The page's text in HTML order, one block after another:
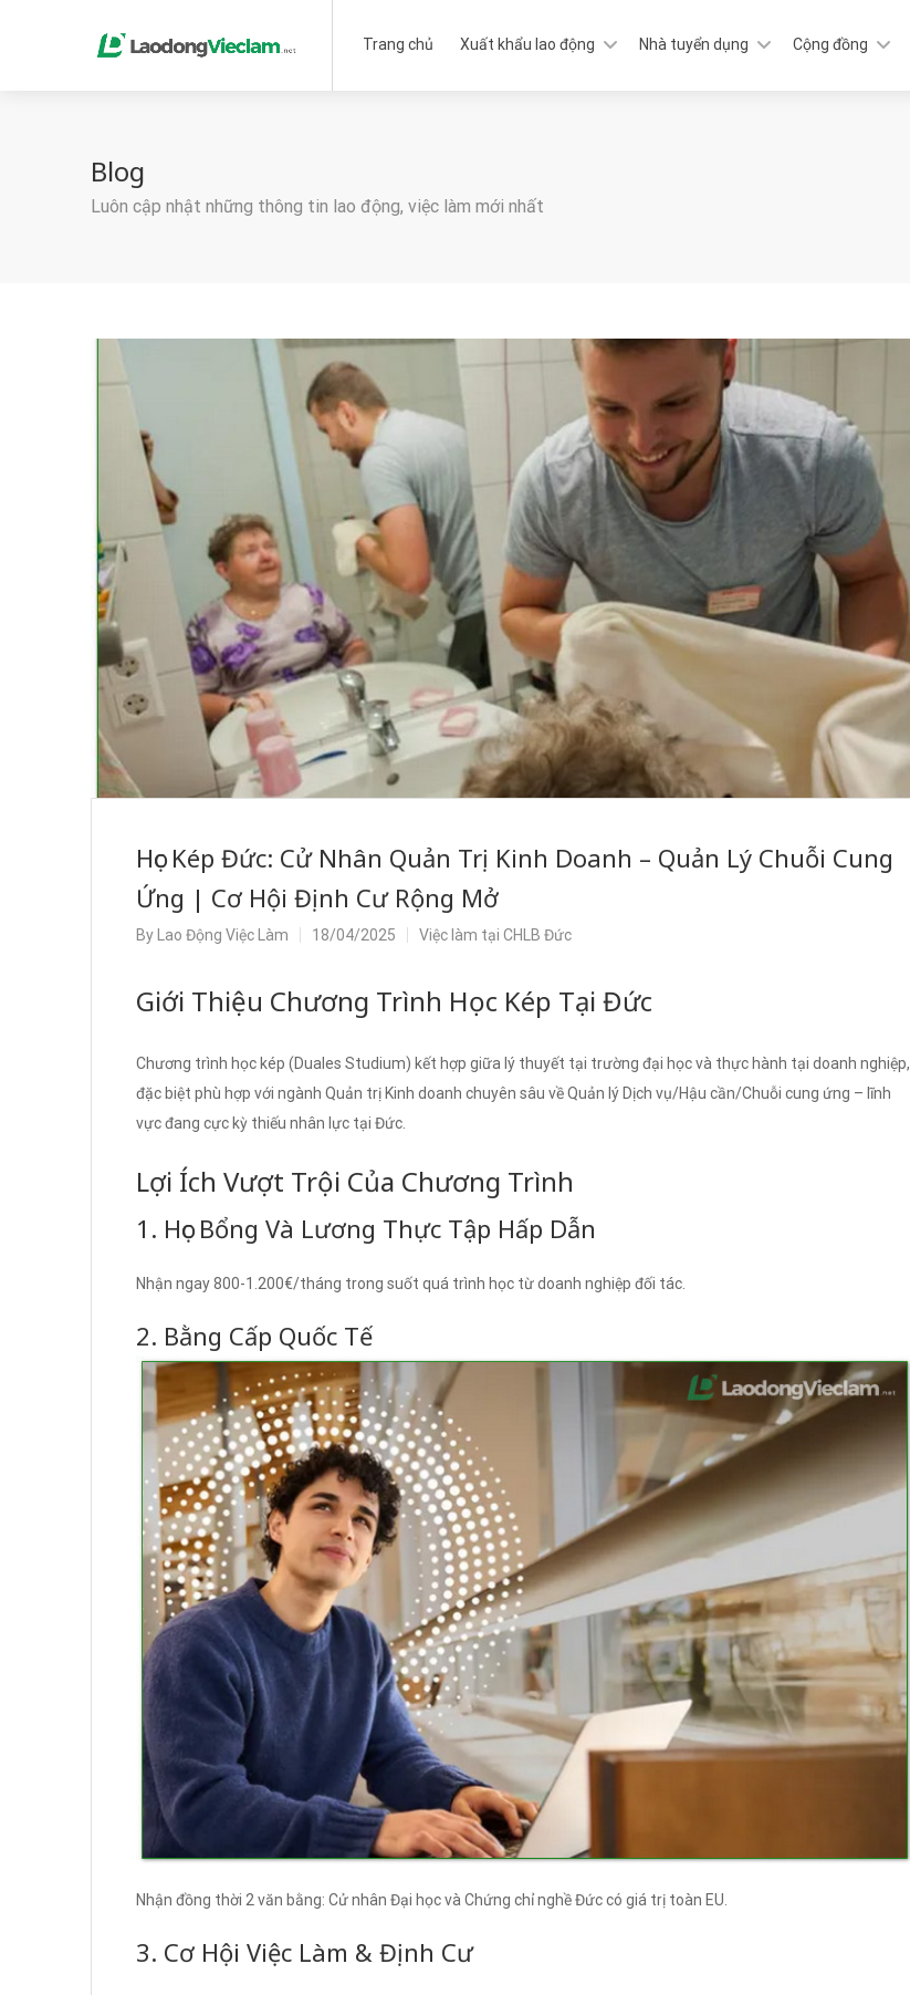
Trang chủ Xuất khẩu lao động Nhà tuyển dụng Cộng đồng
Blog
Luôn cập nhật những thông tin lao động, việc làm mới nhất
Học Kép Đức: Cử Nhân Quản Trị Kinh Doanh – Quản Lý Chuỗi Cung
Ứng | Cơ Hội Định Cư Rộng Mở
By Lao Động Việc Làm 18/04/2025 Việc làm tại CHLB Đức
Giới Thiệu Chương Trình Học Kép Tại Đức
Chương trình học kép (Duales Studium) kết hợp giữa lý thuyết tại trường đại học và thực hành tại doanh nghiệp,
đặc biệt phù hợp với ngành Quản trị Kinh doanh chuyên sâu về Quản lý Dịch vụ/Hậu cần/Chuỗi cung ứng – lĩnh
vực đang cực kỳ thiếu nhân lực tại Đức.
Lợi Ích Vượt Trội Của Chương Trình
1. Học Bổng Và Lương Thực Tập Hấp Dẫn
Nhận ngay 800-1.200€/tháng trong suốt quá trình học từ doanh nghiệp đối tác.
2. Bằng Cấp Quốc Tế
Nhận đồng thời 2 văn bằng: Cử nhân Đại học và Chứng chỉ nghề Đức có giá trị toàn EU.
3. Cơ Hội Việc Làm & Định Cư